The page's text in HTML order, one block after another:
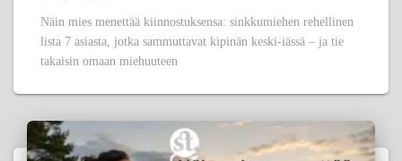
Näin mies menettää kiinnostuksensa: sinkkumiehen rehellinen
lista 7 asiasta, jotka sammuttavat kipinän keski-iässä – ja tie
takaisin omaan miehuuteen